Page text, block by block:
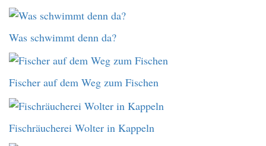
Was schwimmt denn da?
Fischer auf dem Weg zum Fischen
Fischräucherei Wolter in Kappeln